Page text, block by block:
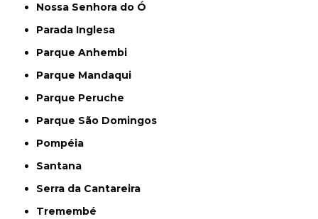
Nossa Senhora do Ó
Parada Inglesa
Parque Anhembi
Parque Mandaqui
Parque Peruche
Parque São Domingos
Pompéia
Santana
Serra da Cantareira
Tremembé